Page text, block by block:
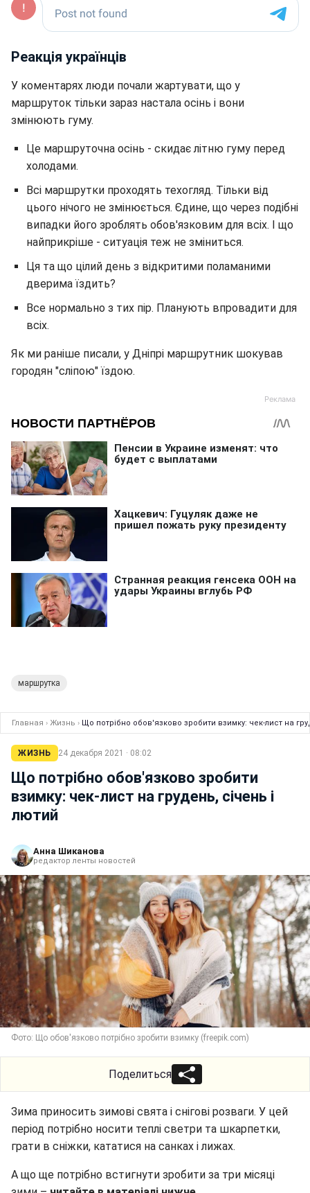
Реакція українців
У коментарях люди почали жартувати, що у
маршруток тільки зараз настала осінь і вони
змінюють гуму.
Це маршруточна осінь - скидає літню гуму перед
холодами.
Всі маршрутки проходять техогляд. Тільки від
цього нічого не змінюється. Єдине, що через подібні
випадки його зроблять обов'язковим для всіх. І що
найприкріше - ситуація теж не зміниться.
Ця та що цілий день з відкритими поламаними
дверима їздить?
Все нормально з тих пір. Планують впровадити для
всіх.
Як ми раніше писали, у Дніпрі маршрутник шокував
городян "сліпою" їздою.
маршрутка
Главная › Жизнь › Що потрібно обов'язково зробити взимку: чек-лист на
ЖИЗНЬ 24 декабря 2021 · 08:02
Що потрібно обов'язково зробити
взимку: чек-лист на грудень, січень і
лютий
Анна Шиканова
редактор ленты новостей
Фото: Що обов'язково потрібно зробити взимку (freepik.com)
Поделиться
Зима приносить зимові свята і снігові розваги. У цей
період потрібно носити теплі светри та шкарпетки,
грати в сніжки, кататися на санках і лижах.
А що ще потрібно встигнути зробити за три місяці